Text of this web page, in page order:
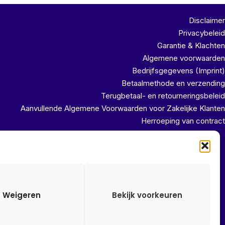
Weigeren Bekijk voorkeuren
Disclaimer
Privacybeleid
Garantie & Klachten
Algemene voorwaarden
Bedrijfsgegevens (Imprint)
Betaalmethode en verzending
Terugbetaal- en retourneringsbeleid
Aanvullende Algemene Voorwaarden voor Zakelijke Klanten
Herroeping van contract